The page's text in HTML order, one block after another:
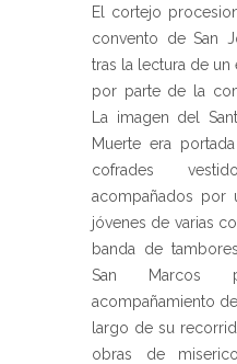
El cortejo
convento de San
tras la lectura de
por parte de la
La imagen del
Muerte era
cofrades
acompañados por
jóvenes de varias
banda de
San Marcos
acompañamiento
largo de su
obras de